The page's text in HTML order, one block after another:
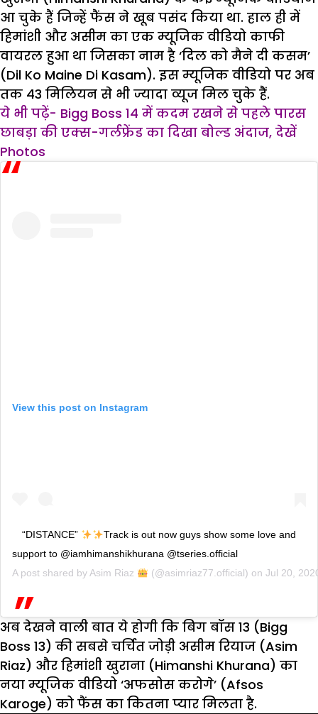
आ चुके हैं जिन्हें फैंस ने खूब पसंद किया था. हाल ही में
हिमांशी और असीम का एक म्यूजिक वीडियो काफी
वायरल हुआ था जिसका नाम है ‘दिल को मैने दी कसम’
(Dil Ko Maine Di Kasam). इस म्यूजिक वीडियो पर अब
तक 43 मिलियन से भी ज्यादा व्यूज मिल चुके हैं.
ये भी पढ़ें- Bigg Boss 14 में कदम रखने से पहले पारस
छाबड़ा की एक्स-गर्लफ्रेंड का दिखा बोल्ड अंदाज, देखें
Photos
View this post on Instagram
“DISTANCE”
Track is out now guys show some love and
support to @iamhimanshikhurana @tseries.official
A post shared by Asim Riaz (@asimriaz77.official) on Jul 20,
अब देखने वाली बात ये होगी कि बिग बॉस 13 (Bigg
Boss 13) की सबसे चर्चित जोड़ी असीम रियाज (Asim
Riaz) और हिमांशी खुराना (Himanshi Khurana) का
नया म्यूजिक वीडियो ‘अफसोस करोगे’ (Afsos
Karoge) को फैंस का कितना प्यार मिलता है.